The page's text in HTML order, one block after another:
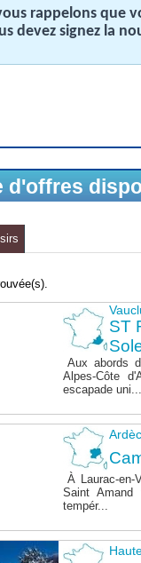
rappelons que
devez signez la
d'offres
ST
Aux abords
Alpes-Côte
escapade uni...
À Laurac-en-
Saint Amand
tempér...